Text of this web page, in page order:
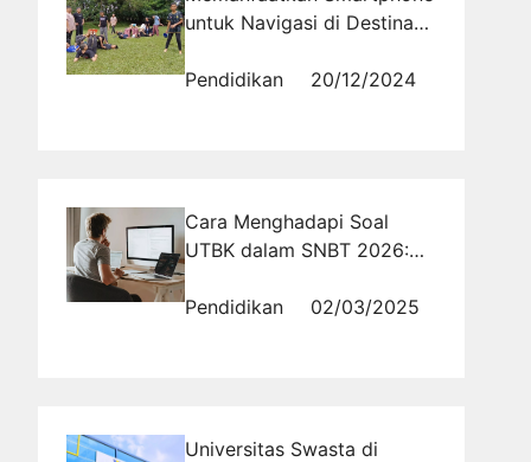
untuk Navigasi di Destinasi
Pendidikan
20/12/2024
Cara Menghadapi Soal
UTBK dalam SNBT 2026:
Tryout.Id!
Pendidikan 02/03/2025
Universitas Swasta di